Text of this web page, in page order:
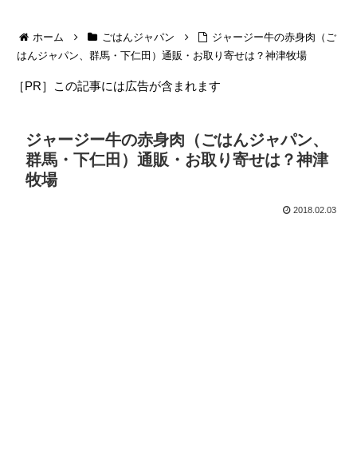
ホーム ごはんジャパン
ジャージー牛の赤身肉（ご
はんジャパン、群馬・下仁田）通販・お取り寄せは？神津牧場
［PR］この記事には広告が含まれます
ジャージー牛の赤身肉（ごはんジャパン、
群馬・下仁田）通販・お取り寄せは？神津
牧場
2018.02.03